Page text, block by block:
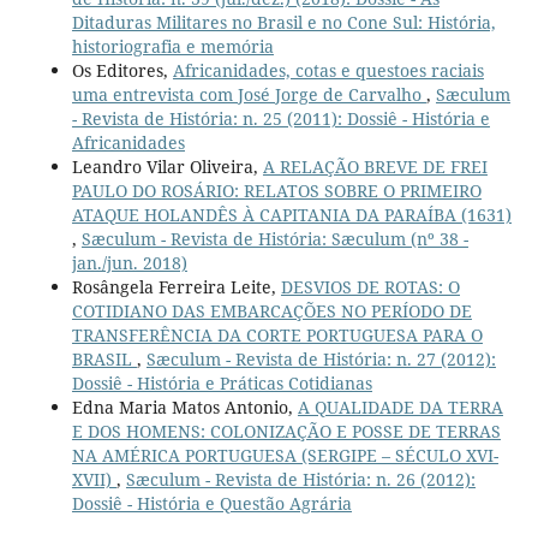
Ditaduras Militares no Brasil e no Cone Sul: História,
historiografia e memória
Os Editores, Africanidades, cotas e questoes raciais
uma entrevista com José Jorge de Carvalho , Sæculum
- Revista de História: n. 25 (2011): Dossiê - História e
Africanidades
Leandro Vilar Oliveira, A RELAÇÃO BREVE DE FREI
PAULO DO ROSÁRIO: RELATOS SOBRE O PRIMEIRO
ATAQUE HOLANDÊS À CAPITANIA DA PARAÍBA (1631)
, Sæculum - Revista de História: Sæculum (nº 38 -
jan./jun. 2018)
Rosângela Ferreira Leite, DESVIOS DE ROTAS: O
COTIDIANO DAS EMBARCAÇÕES NO PERÍODO DE
TRANSFERÊNCIA DA CORTE PORTUGUESA PARA O
BRASIL , Sæculum - Revista de História: n. 27 (2012):
Dossiê - História e Práticas Cotidianas
Edna Maria Matos Antonio, A QUALIDADE DA TERRA
E DOS HOMENS: COLONIZAÇÃO E POSSE DE TERRAS
NA AMÉRICA PORTUGUESA (SERGIPE – SÉCULO XVI-
XVII) , Sæculum - Revista de História: n. 26 (2012):
Dossiê - História e Questão Agrária